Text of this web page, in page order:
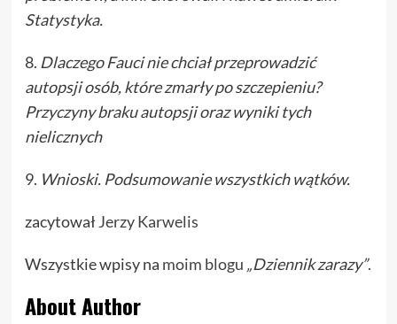
Statystyka.
8. Dlaczego Fauci nie chciał przeprowadzić
autopsji osób, które zmarły po szczepieniu?
Przyczyny braku autopsji oraz wyniki tych
nielicznych
9. Wnioski. Podsumowanie wszystkich wątków.
zacytowałJerzy Karwelis
Wszystkie wpisy na moim blogu „Dziennik zarazy”.
About Author